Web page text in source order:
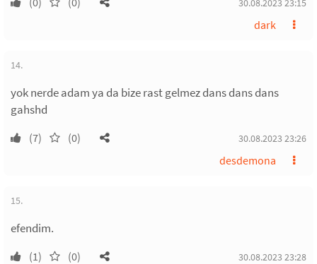
dark
14.
yok nerde adam ya da bize rast gelmez dans dans dans
gahshd
(7) (0) 30.08.2023 23:26
desdemona
15.
efendim.
(1) (0) 30.08.2023 23:28